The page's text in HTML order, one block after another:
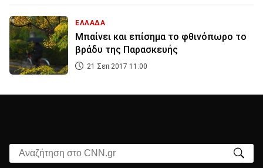
ΕΛΛΑΔΑ
Μπαίνει και επίσημα το φθινόπωρο το
βράδυ της Παρασκευής
21 Σεπ 2017 11:00
Αναζήτηση στο CNN.gr